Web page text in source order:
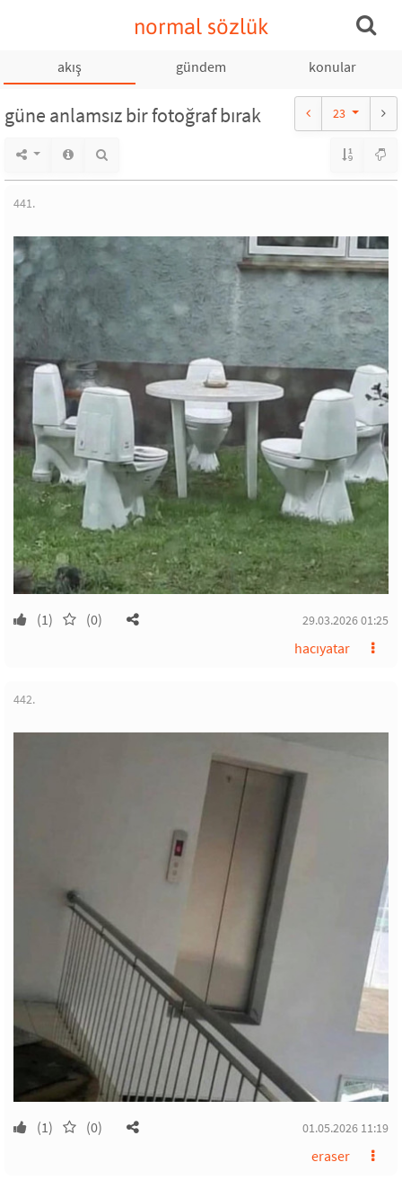
normal sözlük
akış gündem konular
güne anlamsız bir fotoğraf bırak 23
441.
(1) (0) 29.03.2026 01:25
hacıyatar
442.
(1) (0) 01.05.2026 11:19
eraser